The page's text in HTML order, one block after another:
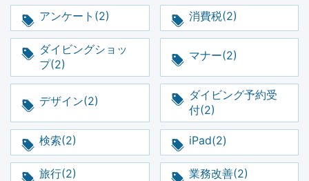
アンケート(2) 消費税(2)
ダイビングショッ
プ(2)
マナー(2)
デザイン(2)
ダイビング予約受
付(2)
検索(2) iPad(2)
旅行(2) 業務改善(2)